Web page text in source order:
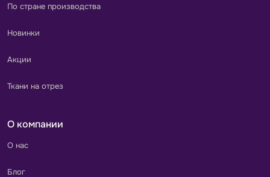
По стране производства
Новинки
Акции
Ткани на отрез
О компании
О нас
Блог